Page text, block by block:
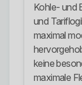
Kohle- und
und
maximal
keine
maximale